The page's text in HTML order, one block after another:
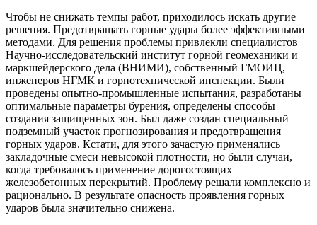
Чтобы не снижать темпы работ, приходилось искать другие
решения. Предотвращать горные удары более эффективными
методами. Для решения проблемы привлекли специалистов
Научно-исследовательский институт горной геомеханики и
маркшейдерского дела (ВНИМИ), собственный ГМОИЦ,
инженеров НГМК и горнотехнической инспекции. Были
проведены опытно-промышленные испытания, разработаны
оптимальные параметры бурения, определены способы
создания защищенных зон. Был даже создан специальный
подземный участок прогнозирования и предотвращения
горных ударов. Кстати, для этого зачастую применялись
закладочные смеси невысокой плотности, но были случаи,
когда требовалось применение дорогостоящих
железобетонных перекрытий. Проблему решали комплексно и
рационально. В результате опасность проявления горных
ударов была значительно снижена.